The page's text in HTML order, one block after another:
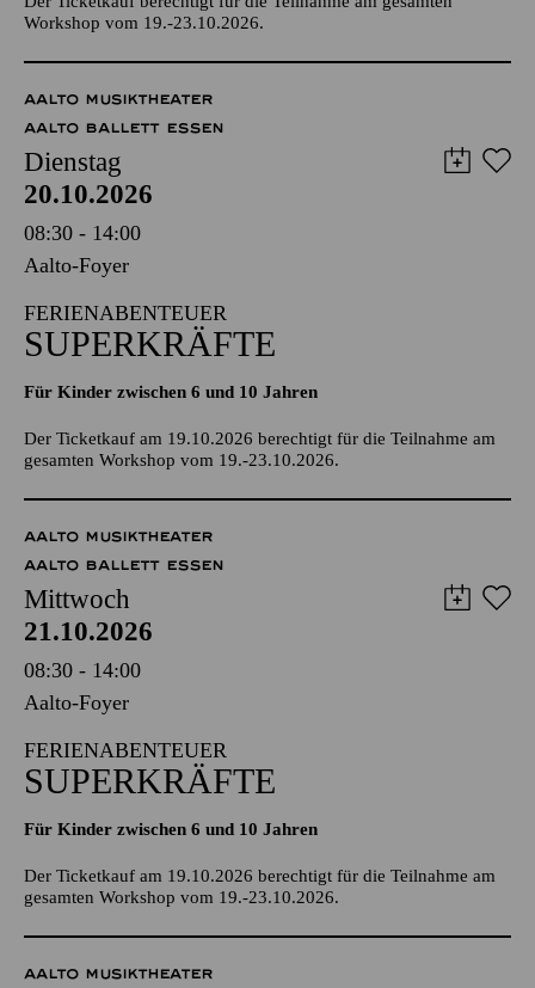
Workshop vom 19.-23.10.2026.
AALTO MUSIKTHEATER
AALTO BALLETT ESSEN
Dienstag
20.10.2026
08:30 - 14:00
Aalto-Foyer
FERIENABENTEUER
SUPERKRÄFTE
Für Kinder zwischen 6 und 10 Jahren
Der Ticketkauf am 19.10.2026 berechtigt für die Teilnahme am
gesamten Workshop vom 19.-23.10.2026.
AALTO MUSIKTHEATER
AALTO BALLETT ESSEN
Mittwoch
21.10.2026
08:30 - 14:00
Aalto-Foyer
FERIENABENTEUER
SUPERKRÄFTE
Für Kinder zwischen 6 und 10 Jahren
Der Ticketkauf am 19.10.2026 berechtigt für die Teilnahme am
gesamten Workshop vom 19.-23.10.2026.
AALTO MUSIKTHEATER